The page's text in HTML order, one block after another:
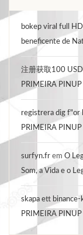
bokep viral full HD
beneficente de
注册获取100
PRIMEIRA
registrera dig f"or
PRIMEIRA
surfyn.fr em O
Som, a Vida e o
skapa ett
PRIMEIRA